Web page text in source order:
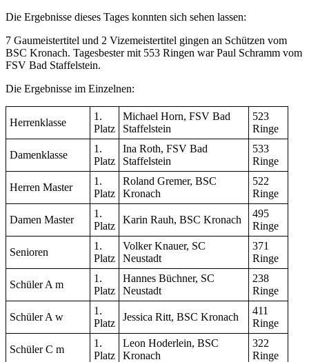
Die Ergebnisse dieses Tages konnten sich sehen lassen:
7 Gaumeistertitel und 2 Vizemeistertitel gingen an Schützen vom
BSC Kronach. Tagesbester mit 553 Ringen war Paul Schramm vom
FSV Bad Staffelstein.
Die Ergebnisse im Einzelnen:
Herrenklasse
1.
Platz
Michael Horn, FSV Bad
Staffelstein
523
Ringe
Damenklasse
1.
Platz
Ina Roth, FSV Bad
Staffelstein
533
Ringe
Herren Master
1.
Platz
Roland Gremer, BSC
Kronach
522
Ringe
Damen Master
1.
Platz
Karin Rauh, BSC Kronach
495
Ringe
Senioren
1.
Platz
Volker Knauer, SC
Neustadt
371
Ringe
Schüler A m
1.
Platz
Hannes Büchner, SC
Neustadt
238
Ringe
Schüler A w
1.
Platz
Jessica Ritt, BSC Kronach
411
Ringe
Schüler C m
1.
Platz
Leon Hoderlein, BSC
Kronach
322
Ringe